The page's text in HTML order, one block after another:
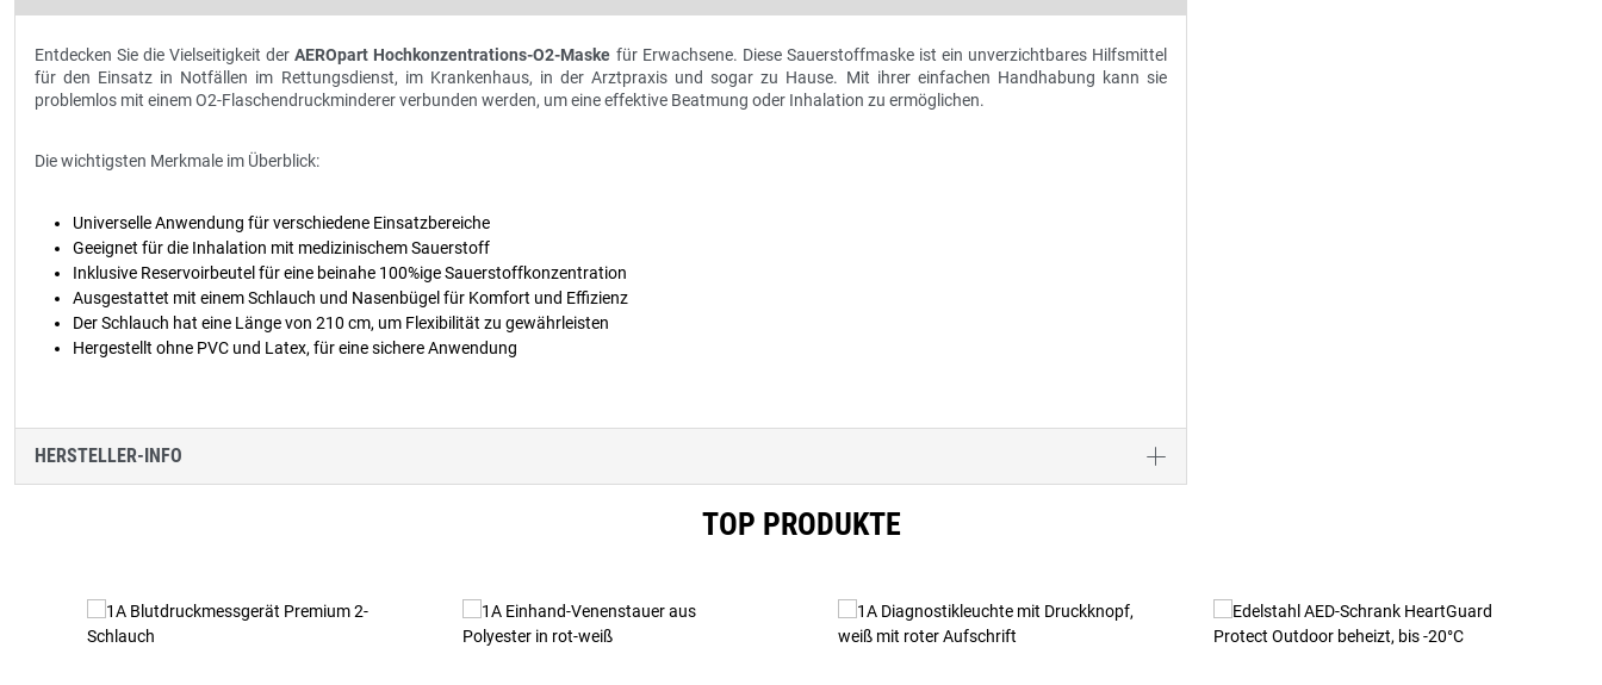
Entdecken Sie die Vielseitigkeit derAEROpart Hochkonzentrations-O2-Maske für Erwachsene. Diese Sauerstoffmaske ist ein unverzichtbares Hilfsmittel
für den Einsatz in Notfällen im Rettungsdienst, im Krankenhaus, in der Arztpraxis und sogar zu Hause. Mit ihrer einfachen Handhabung kann sie
problemlos mit einem O2-Flaschendruckminderer verbunden werden, um eine effektive Beatmung oder Inhalation zu ermöglichen.
Die wichtigsten Merkmale im Überblick:
Universelle Anwendung für verschiedene Einsatzbereiche
Geeignet für die Inhalation mit medizinischem Sauerstoff
Inklusive Reservoirbeutel für eine beinahe 100%ige Sauerstoffkonzentration
Ausgestattet mit einem Schlauch und Nasenbügel für Komfort und Effizienz
Der Schlauch hat eine Länge von 210 cm, um Flexibilität zu gewährleisten
Hergestellt ohne PVC und Latex, für eine sichere Anwendung
HERSTELLER-INFO
TOP PRODUKTE